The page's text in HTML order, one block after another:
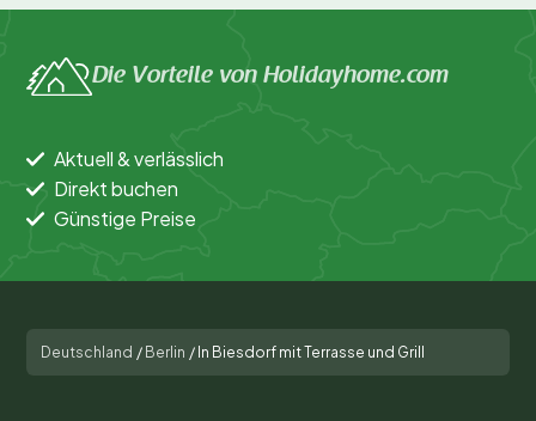
Die Vorteile von Holidayhome.com
Aktuell & verlässlich
Direkt buchen
Günstige Preise
Deutschland / Berlin / In Biesdorf mit Terrasse und Grill